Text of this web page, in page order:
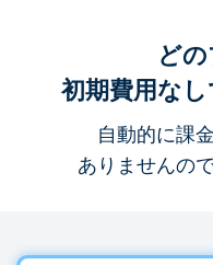
どの
初期費用なし
自動的に課
ありませんの